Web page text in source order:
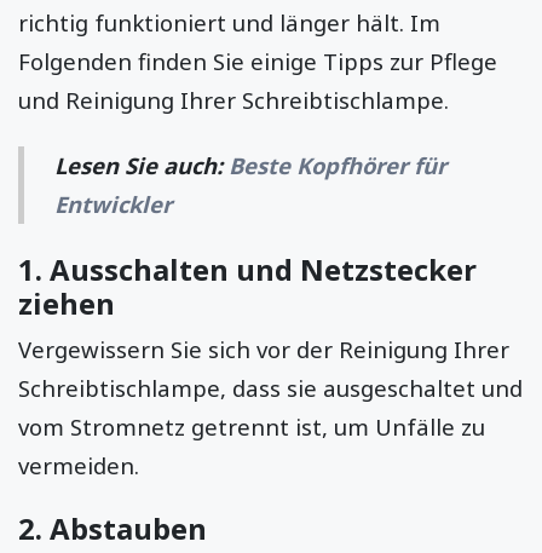
richtig funktioniert und länger hält. Im
Folgenden finden Sie einige Tipps zur Pflege
und Reinigung Ihrer Schreibtischlampe.
Lesen Sie auch: Beste Kopfhörer für
Entwickler
1. Ausschalten und Netzstecker
ziehen
Vergewissern Sie sich vor der Reinigung Ihrer
Schreibtischlampe, dass sie ausgeschaltet und
vom Stromnetz getrennt ist, um Unfälle zu
vermeiden.
2. Abstauben